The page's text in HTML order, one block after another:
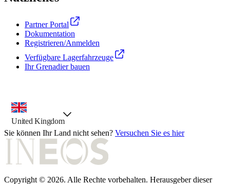
Partner Portal
Dokumentation
Registrieren/Anmelden
Verfügbare Lagerfahrzeuge
Ihr Grenadier bauen
Landesauswahl, vorausgewählte Option
United Kingdom
Sie können Ihr Land nicht sehen? Versuchen Sie es hier
Copyright © 2026. Alle Rechte vorbehalten. Herausgeber dieser